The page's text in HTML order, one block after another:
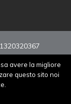
avere la migliore
questo sito noi